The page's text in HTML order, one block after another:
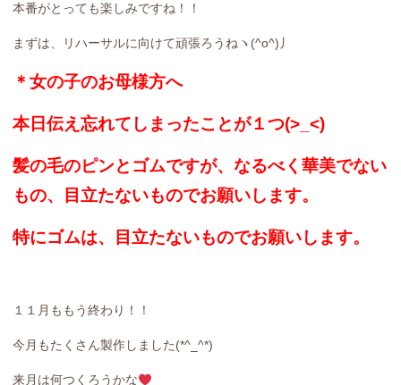
本番がとっても楽しみですね！！
まずは、リハーサルに向けて頑張ろうねヽ(^o^)丿
＊女の子のお母様方へ
本日伝え忘れてしまったことが１つ(>_<)
髪の毛のピンとゴムですが、なるべく華美でない
もの、目立たないものでお願いします。
特にゴムは、目立たないものでお願いします。
１１月ももう終わり！！
今月もたくさん製作しました(*^_^*)
来月は何つくろうかな